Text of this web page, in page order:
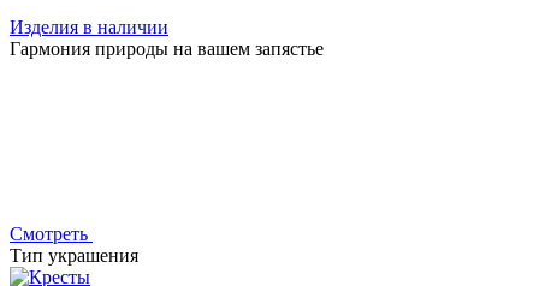
Изделия в наличии
Гармония природы на вашем запястье
Смотреть
Тип украшения